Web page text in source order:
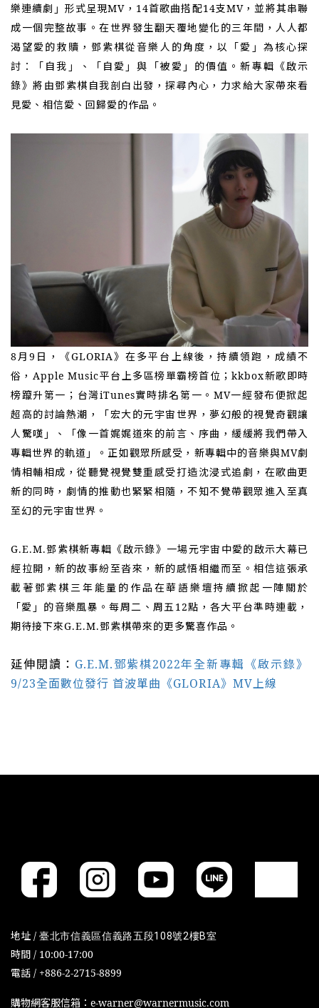
樂連續劇 」 形式呈現MV，14首歌曲搭配14支MV，並將其串聯
成一個完整故事。在世界發生翻天覆地變化的三年間，人人都
渴望愛的救贖，鄧紫棋從音樂人的角度，以
「 愛 」 為核心探
討 ：「 自我 」、「 自愛 」與 「被愛 」 的價值。新專輯《啟示
錄》將由鄧紫棋自我剖白出發，探尋內心，力求給大家帶來看
見愛、相信愛、回歸愛的作品。
8月9日，《GLORIA》在多平台上線後，持續領跑，成績不
俗，Apple Music平台上多區榜單霸榜首位；kkbox新歌即時
榜躥升第一；台灣iTunes實時排名第一。MV一經發布便掀起
超高的討論熱潮，
「宏大的元宇宙世界，夢幻般的視覺奇觀讓
人驚嘆 」、「 像一首娓娓道來的前言、序曲，緩緩將我們帶入
專輯世界的軌道 」
。正如觀眾所感受，新專輯中的音樂與MV劇
情相輔相成，從聽覺視覺雙重感受打造沈浸式追劇，在歌曲更
新的同時，劇情的推動也緊緊相隨，不知不覺帶觀眾 進入至真
至幻的元宇宙世界。
G.E.M.鄧紫棋新專輯《啟示錄》一場元宇宙中愛的啟示大幕已
經拉開，新的故事紛至沓來，新的感悟相繼而至。相信這張承
載著鄧紫棋三年能量的作品在華語樂壇持續掀起一陣關於
「愛 」 的音樂風暴。每周二、周五12點，各大平台準時連載，
期待接下來G.E.M.鄧紫棋帶來的更多驚喜作品。
延伸閱讀： G.E.M.鄧紫棋2022年全新專輯《啟示錄》
9/23全面數位發行 首波單曲《GLORIA》MV上線
地址 / 臺北市信義區信義路五段108號2樓B室
時間 / 10:00-17:00
電話 / +886-2-2715-8899
購物網客服信箱：e-warner@warnermusic.com